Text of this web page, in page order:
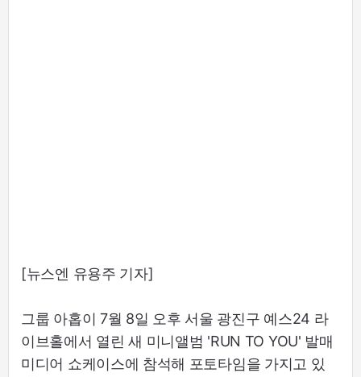
[뉴스엔 유용주 기자]
그룹 아홉이 7월 8일 오후 서울 광진구 예스24 라
이브홀에서 열린 새 미니앨범 'RUN TO YOU' 발매
미디어 쇼케이스에 참석해 포토타임을 가지고 있